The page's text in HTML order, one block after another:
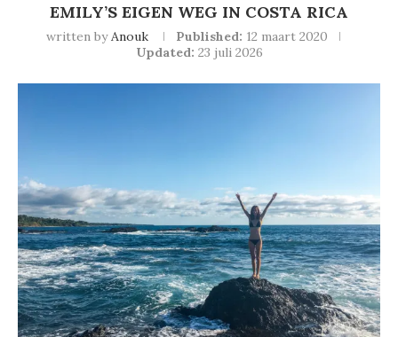
EMILY’S EIGEN WEG IN COSTA RICA
written byAnouk Published: 12 maart 2020
Updated: 23 juli 2026